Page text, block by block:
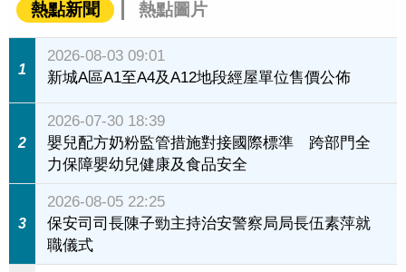
熱點新聞 熱點圖片
1
2026-08-03 09:01
新城A區A1至A4及A12地段經屋單位售價公佈
2
2026-07-30 18:39
嬰兒配方奶粉監管措施對接國際標準 跨部門全
力保障嬰幼兒健康及食品安全
3
2026-08-05 22:25
保安司司長陳子勁主持治安警察局局長伍素萍就
職儀式